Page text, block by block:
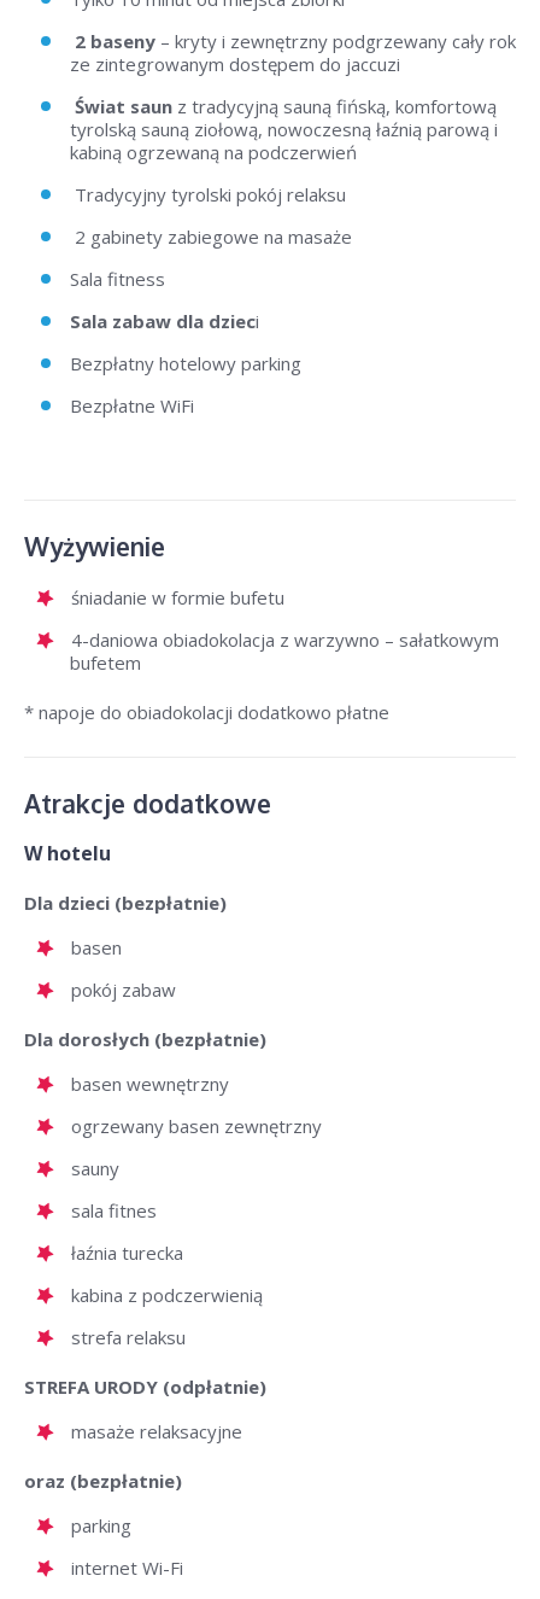
2 baseny – kryty i zewnętrzny podgrzewany cały rok
ze zintegrowanym dostępem do jaccuzi
Świat saun z tradycyjną sauną fińską, komfortową
tyrolską sauną ziołową, nowoczesną łaźnią parową i
kabiną ogrzewaną na podczerwień
Tradycyjny tyrolski pokój relaksu
2 gabinety zabiegowe na masaże
Sala fitness
Sala zabaw dla dzieci
Bezpłatny hotelowy parking
Bezpłatne WiFi
Wyżywienie
śniadanie w formie bufetu
4-daniowa obiadokolacja z warzywno – sałatkowym
bufetem
* napoje do obiadokolacji dodatkowo płatne
Atrakcje dodatkowe
W hotelu
Dla dzieci (bezpłatnie)
basen
pokój zabaw
Dla dorosłych (bezpłatnie)
basen wewnętrzny
ogrzewany basen zewnętrzny
sauny
sala fitnes
łaźnia turecka
kabina z podczerwienią
strefa relaksu
STREFA URODY (odpłatnie)
masaże relaksacyjne
oraz (bezpłatnie)
parking
internet Wi-Fi